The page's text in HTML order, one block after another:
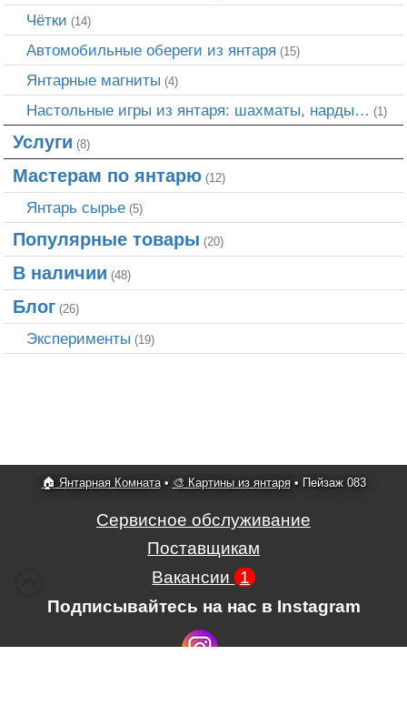
Чётки (14)
Автомобильные обереги из янтаря (15)
Янтарные магниты (4)
Настольные игры из янтаря: шахматы, нарды… (1)
Услуги (8)
Мастерам по янтарю (12)
Янтарь сырье (5)
Популярные товары (20)
В наличии (48)
Блог (26)
Эксперименты (19)
🏠 Янтарная Комната• 🎨 Картины из янтаря • Пейзаж 083
Сервисное обслуживание
Поставщикам
Вакансии 1
Подписывайтесь на нас в Instagram